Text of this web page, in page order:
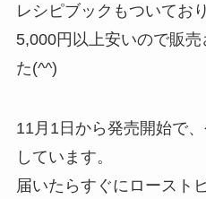
レシピブックもついてお
5,000円以上安いので販
た(^^)
11月1日から発売開始で
しています。
届いたらすぐにロースト